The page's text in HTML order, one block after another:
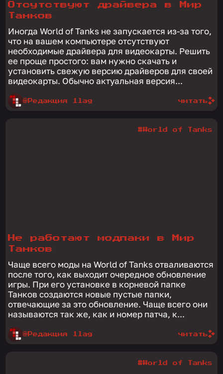
Отсутствуют драйвера в Мир
Танков
Иногда World of Tanks не запускается из-за того,
что на вашем компьютере отсутствуют
необходимые драйвера для видеокарты. Решить
ее проще простого: вам нужно скачать и
установить свежую версию драйверов для своей
видеокарты. Обычно актуальная версия...
@Редакция 1lag читать
Не работают модпаки в Мир
Танков
Чаще всего моды на World of Tanks отваливаются
после того, как выходит очередное обновление
игры. При его установке в корневой папке
Танков создаются новые пустые папки,
отвечающие за это обновление. Чаще всего они
называются так же, как и номер патча, к...
@Редакция 1lag
#World of Tanks
читать
#World of Tanks